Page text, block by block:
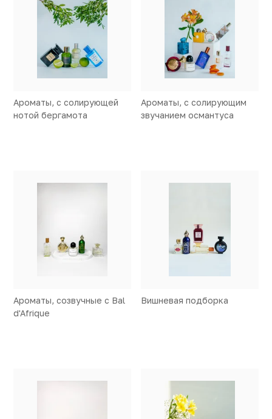
Ароматы, с солирующей
нотой бергамота
Ароматы, с солирующим
звучанием османтуса
Ароматы, созвучные с Bal
d'Afrique
Вишневая подборка